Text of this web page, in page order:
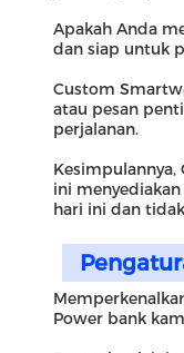
Apakah Anda
dan siap untuk
Custom
atau pesan
perjalanan.
ini
hari ini dan
Power bank